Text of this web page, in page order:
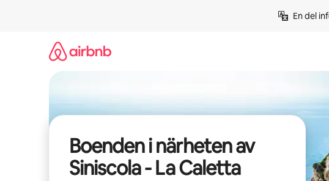
En del
Boenden i närheten av
Siniscola - La Caletta